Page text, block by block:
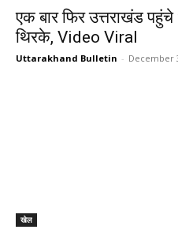
एक बार फिर उत्तराखंड पहुंचे
थिरके, Video Viral
Uttarakhand Bulletin - December
खेल